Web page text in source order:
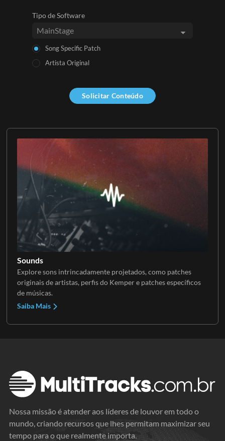
Sounds
Explore sons intrincadamente projetados, como patches
originais de artistas, perfis do Kemper e patches específicos
de músicas.
Saiba Mais
Tipo de Software
Song Specific Patch
Artista Original
Solicitar Conteúdo
Nossa missão é atender aos líderes de louvor em todo o
mundo, criando recursos que lhes permitam maximizar seu
tempo para o que realmente importa.